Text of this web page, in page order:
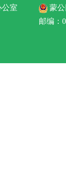
公室
蒙公
邮编：